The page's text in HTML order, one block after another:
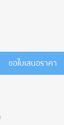
ขอใบเสนอราคา